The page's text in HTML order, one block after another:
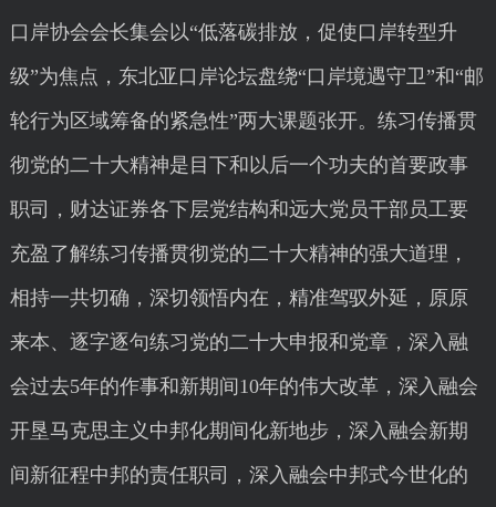
口岸协会会长集会以“低落碳排放，促使口岸转型升
级”为焦点，东北亚口岸论坛盘绕“口岸境遇守卫”和“邮
轮行为区域筹备的紧急性”两大课题张开。练习传播贯
彻党的二十大精神是目下和以后一个功夫的首要政事
职司，财达证券各下层党结构和远大党员干部员工要
充盈了解练习传播贯彻党的二十大精神的强大道理，
相持一共切确，深切领悟内在，精准驾驭外延，原原
来本、逐字逐句练习党的二十大申报和党章，深入融
会过去5年的作事和新期间10年的伟大改革，深入融会
开垦马克思主义中邦化期间化新地步，深入融会新期
间新征程中邦的责任职司，深入融会中邦式今世化的